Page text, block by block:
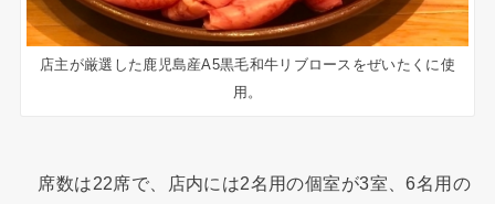
店主が厳選した鹿児島産A5黒毛和牛リブロースをぜいたくに使
用。
席数は22席で、店内には2名用の個室が3室、6名用の